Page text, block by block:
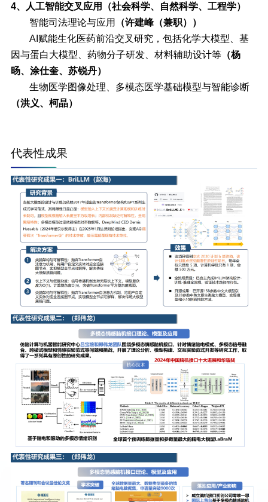
4、人工智能交叉应用（社会科学、自然科学、工程学）
智能司法理论与应用
（许建峰（兼职））
AI赋能生化医药前沿交叉研究，包括化学大模型、基
因与蛋白大模型、药物分子研发、材料辅助设计等（杨
旸、涂仕奎、苏锐丹）
生物医学图像处理、多模态医学基础模型与智能诊断
（洪义、柯晶）
代表性成果